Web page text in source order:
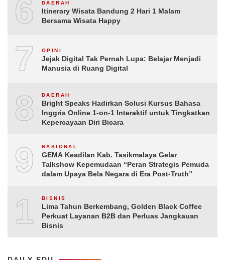
6 DAERAH
Itinerary Wisata Bandung 2 Hari 1 Malam
Bersama Wisata Happy
7 OPINI
Jejak Digital Tak Pernah Lupa: Belajar Menjadi
Manusia di Ruang Digital
8 DAERAH
Bright Speaks Hadirkan Solusi Kursus Bahasa
Inggris Online 1-on-1 Interaktif untuk Tingkatkan
Kepercayaan Diri Bicara
9 NASIONAL
GEMA Keadilan Kab. Tasikmalaya Gelar
Talkshow Kepemudaan “Peran Strategis Pemuda
dalam Upaya Bela Negara di Era Post-Truth”
10BISNIS
Lima Tahun Berkembang, Golden Black Coffee
Perkuat Layanan B2B dan Perluas Jangkauan
Bisnis